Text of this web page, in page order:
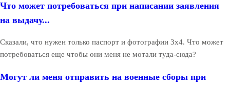
Что может потребоваться при написании заявления
на выдачу...
Сказали, что нужен только паспорт и фотографии 3х4. Что может
потребоваться еще чтобы они меня не мотали туда-сюда?
Могут ли меня отправить на военные сборы при